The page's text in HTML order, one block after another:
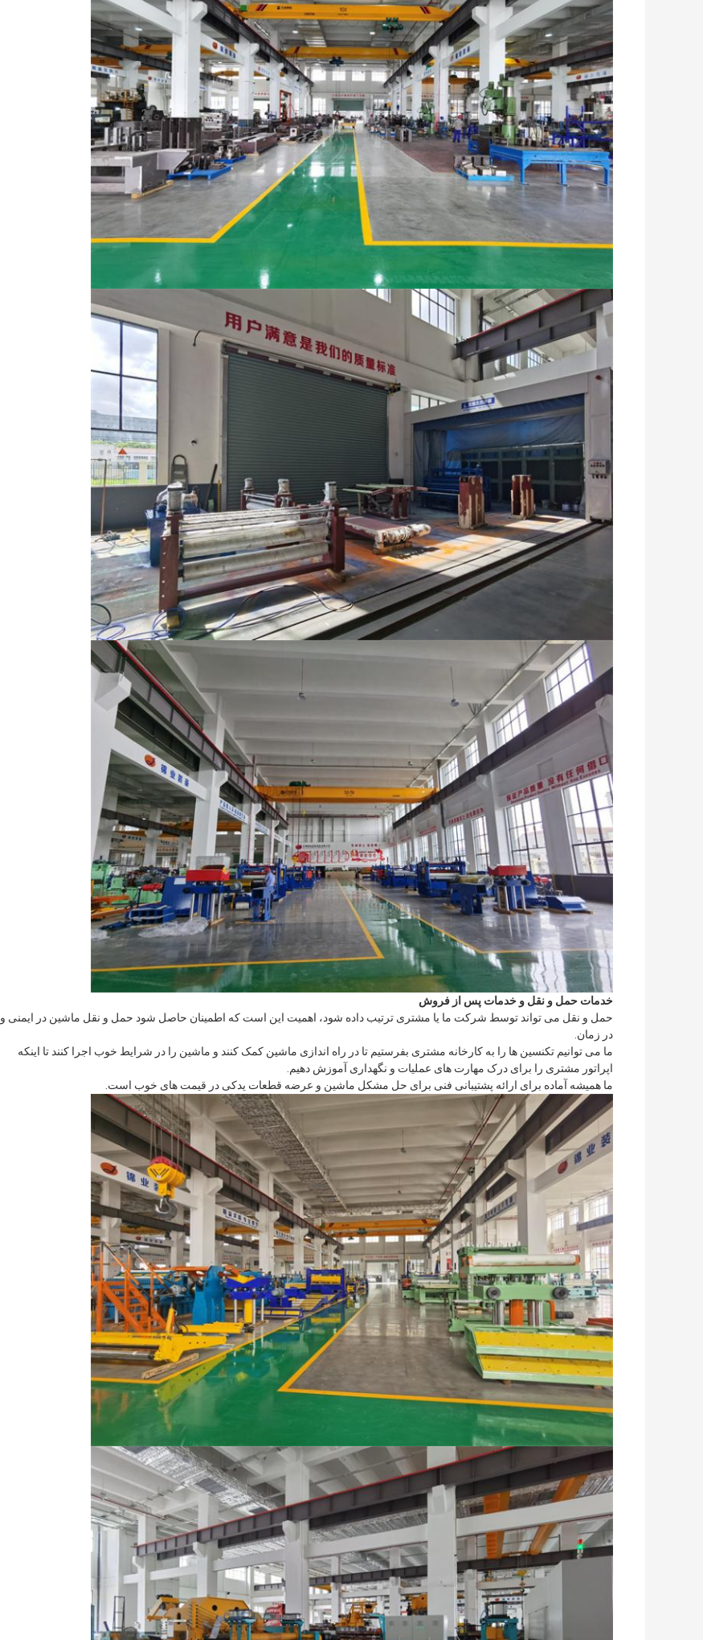
خدمات حمل و نقل و خدمات پس از فروش
حمل و نقل می تواند توسط شرکت ما یا مشتری ترتیب داده شود، اهمیت این است که اطمینان حاصل شود حمل و نقل ماشین در ایمنی و
در زمان.
ما می توانیم تکنسین ها را به کارخانه مشتری بفرستیم تا در راه اندازی ماشین کمک کنند و ماشین را در شرایط خوب اجرا کنند تا اینکه
اپراتور مشتری را برای درک مهارت های عملیات و نگهداری آموزش دهیم.
ما همیشه آماده برای ارائه پشتیبانی فنی برای حل مشکل ماشین و عرضه قطعات یدکی در قیمت های خوب است.